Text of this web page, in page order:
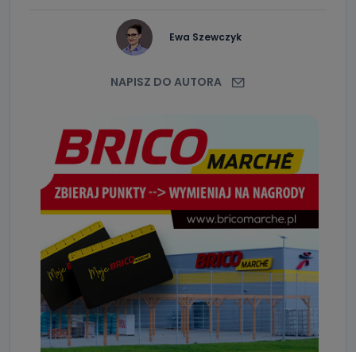
które zostały zebrane ze źródeł publicznie dostępnych, w
szczególności: imię i nazwisko, adres e-mail, telefon
kontaktowy, adres korespondencyjny. Odbiorcą Pastwa
danych osobowych są pracownicy i współpracownicy
danych osobowych?
Można to zrobić pod numerem telefonu 62 735-51-05 lub
e-mailowo pod adresem: poczta@tvproart.pl
Ewa Szewczyk
NAPISZ DO AUTORA